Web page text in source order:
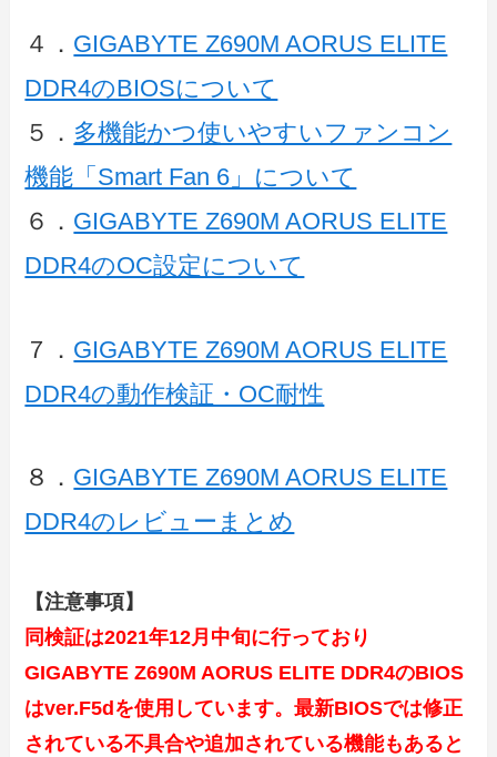
４． GIGABYTE Z690M AORUS ELITE
DDR4のBIOSについて
５． 多機能かつ使いやすいファンコン
機能「Smart Fan 6」について
６． GIGABYTE Z690M AORUS ELITE
DDR4のOC設定について
７． GIGABYTE Z690M AORUS ELITE
DDR4の動作検証・OC耐性
８． GIGABYTE Z690M AORUS ELITE
DDR4のレビューまとめ
【注意事項】
同検証は2021年12月中旬に行っており
GIGABYTE Z690M AORUS ELITE DDR4のBIOS
はver.F5dを使用しています。最新BIOSでは修正
されている不具合や追加されている機能もあると